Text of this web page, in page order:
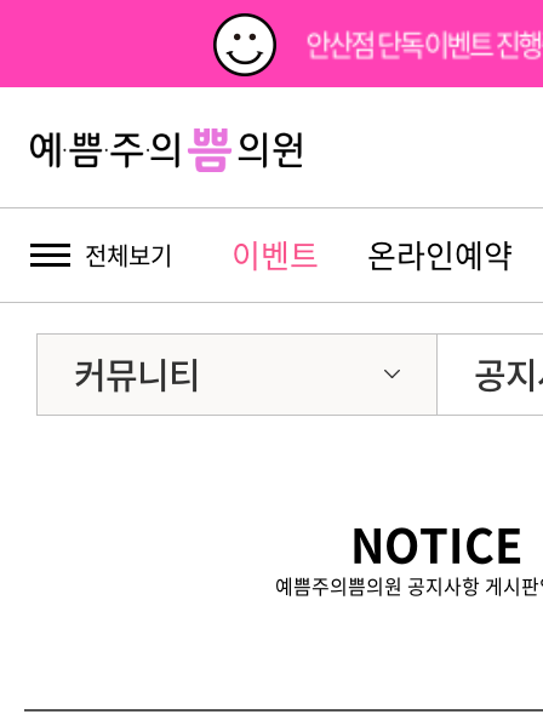
안산점 단독이벤트 진
전체보기 이벤트 온라인예약
커뮤니티 공
NOTICE
예쁨주의쁨의원 공지사항 게시